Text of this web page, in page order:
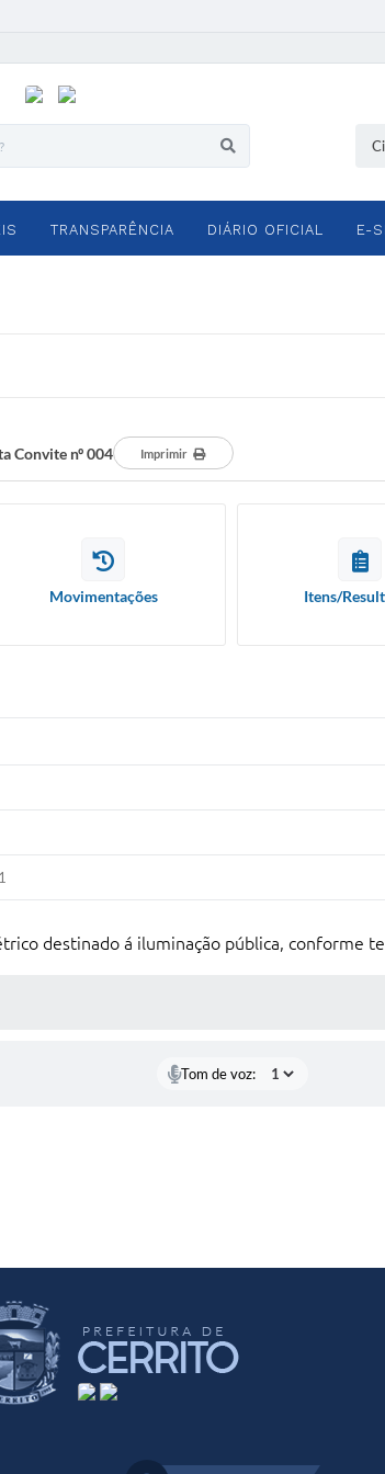
TRANSPARÊNCIA DIÁRIO OFICIAL E-
Convite nº 004 Imprimir
Movimentações Itens/
destinado á iluminação pública, conforme
Tom de voz: